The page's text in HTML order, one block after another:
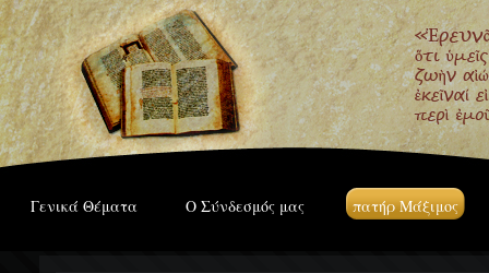
Γενικά Θέματα Ο Σύνδεσμός μας πατήρ Μάξιμος